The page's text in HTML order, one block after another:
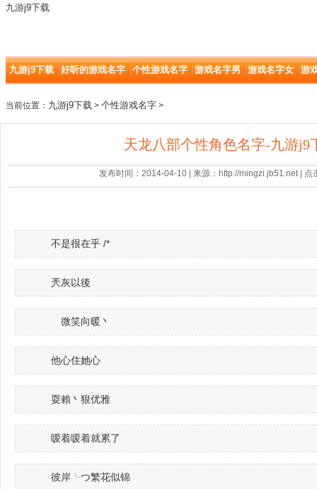
九游j9下载
九游j9下载 好听的游戏名字 个性游戏名字 游戏名字男 游戏名字女 游
当前位置： 九游j9下载 > 个性游戏名字 >
天龙八部个性角色名字-九游j9
发布时间：2014-04-10 | 来源：http://mingzi.jb51.net | 点
不是很在乎 /*
兲灰以後
ゞ微笑向暖丶
他心住她心
耍賴丶狠优雅
嗳着嗳着就累了
彼岸╰つ繁花似锦